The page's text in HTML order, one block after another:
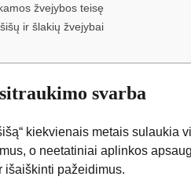
žvejybos teisę
ir šlakių žvejybai
svarba
kiekvienais metais
o neetatiniai aplinkos
išaiškinti pažeidimus.